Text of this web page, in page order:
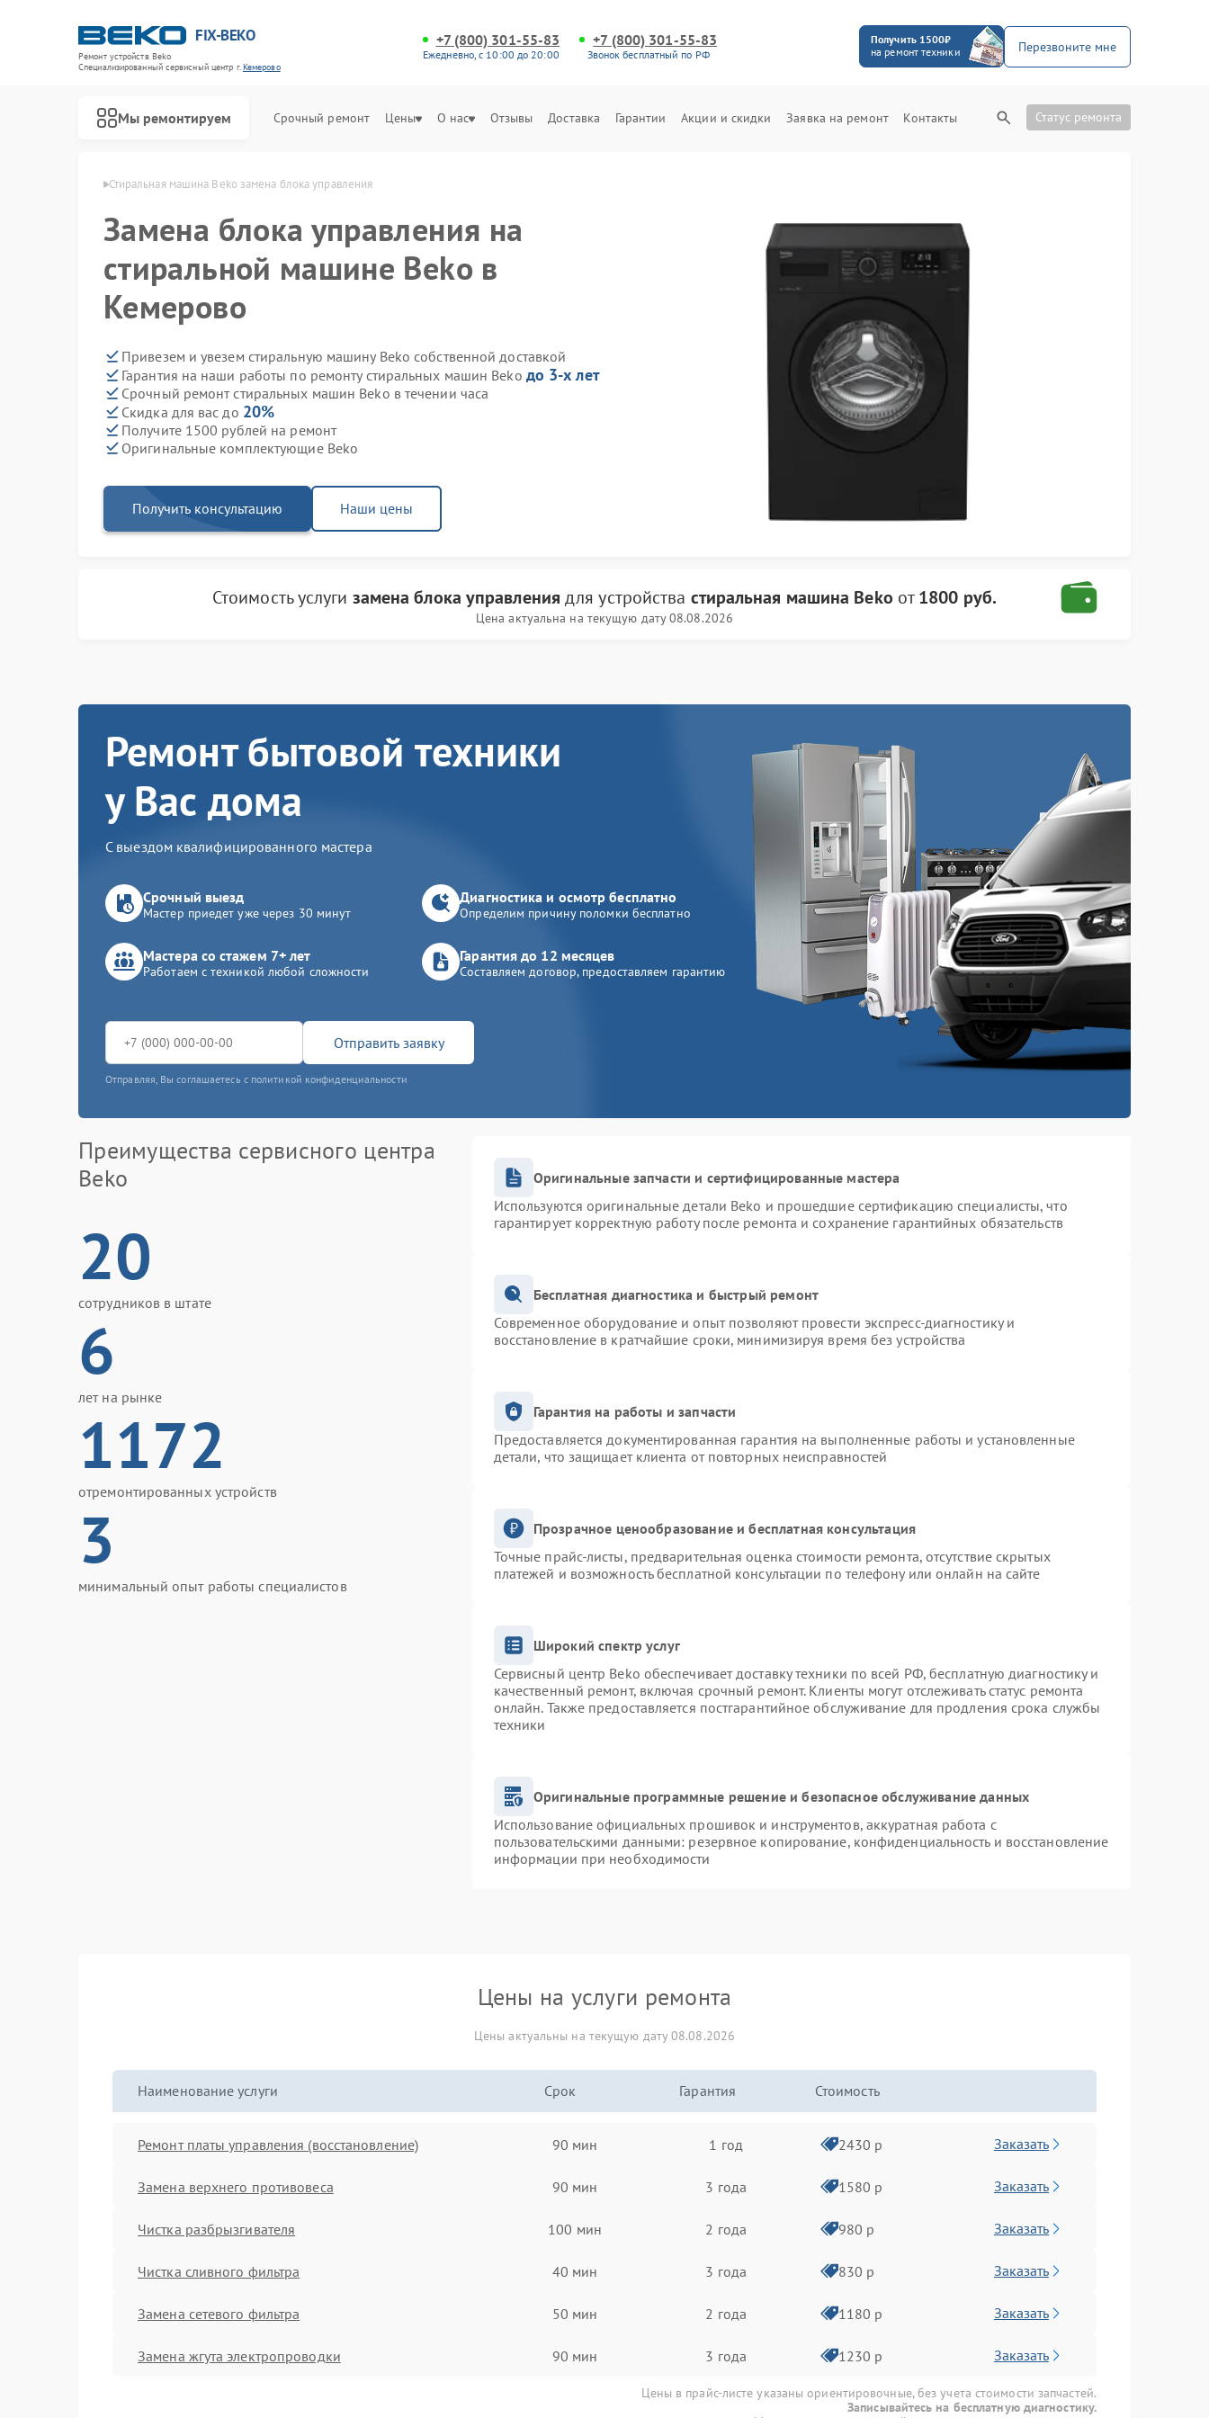
FIX-BEKO
Ремонт устройств Beko
Специализированный cервисный центр г.Кемерово
+7 (800) 301-55-83
Ежедневно, с 10:00 до 20:00
+7 (800) 301-55-83
Звонок бесплатный по РФ
Получить 1500₽
на ремонт техники
Перезвоните мне
Мы ремонтируем Срочный ремонт Цены О нас Отзывы Доставка Гарантии Акции и скидки Заявка на ремонт Контакты Статус ремонта
Стиральная машина Beko замена блока управления
Замена блока управления на
стиральной машине Beko в
Кемерово
Привезем и увезем стиральную машину Beko собственной доставкой
Гарантия на наши работы по ремонту стиральных машин Beko до 3-х лет
Срочный ремонт стиральных машин Beko в течении часа
Скидка для вас до 20%
Получите 1500 рублей на ремонт
Оригинальные комплектующие Beko
Получить консультацию Наши цены
Стоимость услуги замена блока управления для устройства стиральная машина Beko от1800 руб.
Цена актуальна на текущую дату 08.08.2026
Ремонт бытовой техники
у Вас дома
С выездом квалифицированного мастера
Срочный выезд
Мастер приедет уже через 30 минут
Диагностика и осмотр бесплатно
Определим причину поломки бесплатно
Мастера со стажем 7+ лет
Работаем с техникой любой сложности
Гарантия до 12 месяцев
Составляем договор, предоставляем гарантию
Отправить заявку
Отправляя, Вы соглашаетесь с политикой конфиденциальности
Преимущества сервисного центра
Beko
20
сотрудников в штате
6
лет на рынке
1172
отремонтированных устройств
3
минимальный опыт работы специалистов
Оригинальные запчасти и сертифицированные мастера
Используются оригинальные детали Beko и прошедшие сертификацию специалисты, что
гарантирует корректную работу после ремонта и сохранение гарантийных обязательств
Бесплатная диагностика и быстрый ремонт
Современное оборудование и опыт позволяют провести экспресс-диагностику и
восстановление в кратчайшие сроки, минимизируя время без устройства
Гарантия на работы и запчасти
Предоставляется документированная гарантия на выполненные работы и установленные
детали, что защищает клиента от повторных неисправностей
Прозрачное ценообразование и бесплатная консультация
Точные прайс-листы, предварительная оценка стоимости ремонта, отсутствие скрытых
платежей и возможность бесплатной консультации по телефону или онлайн на сайте
Широкий спектр услуг
Сервисный центр Beko обеспечивает доставку техники по всей РФ, бесплатную диагностику и
качественный ремонт, включая срочный ремонт. Клиенты могут отслеживать статус ремонта
онлайн. Также предоставляется постгарантийное обслуживание для продления срока службы
техники
Оригинальные программные решение и безопасное обслуживание данных
Использование официальных прошивок и инструментов, аккуратная работа с
пользовательскими данными: резервное копирование, конфиденциальность и восстановление
информации при необходимости
Цены на услуги ремонта
Цены актуальны на текущую дату 08.08.2026
Наименование услуги Срок Гарантия Стоимость
Ремонт платы управления (восстановление) 90 мин 1 год 2430 р Заказать
Замена верхнего противовеса 90 мин 3 года 1580 р Заказать
Чистка разбрызгивателя 100 мин 2 года 980 р Заказать
Чистка сливного фильтра 40 мин 3 года 830 р Заказать
Замена сетевого фильтра 50 мин 2 года 1180 р Заказать
Замена жгута электропроводки 90 мин 3 года 1230 р Заказать
Цены в прайс-листе указаны ориентировочные, без учета стоимости запчастей.
Записывайтесь на бесплатную диагностику.